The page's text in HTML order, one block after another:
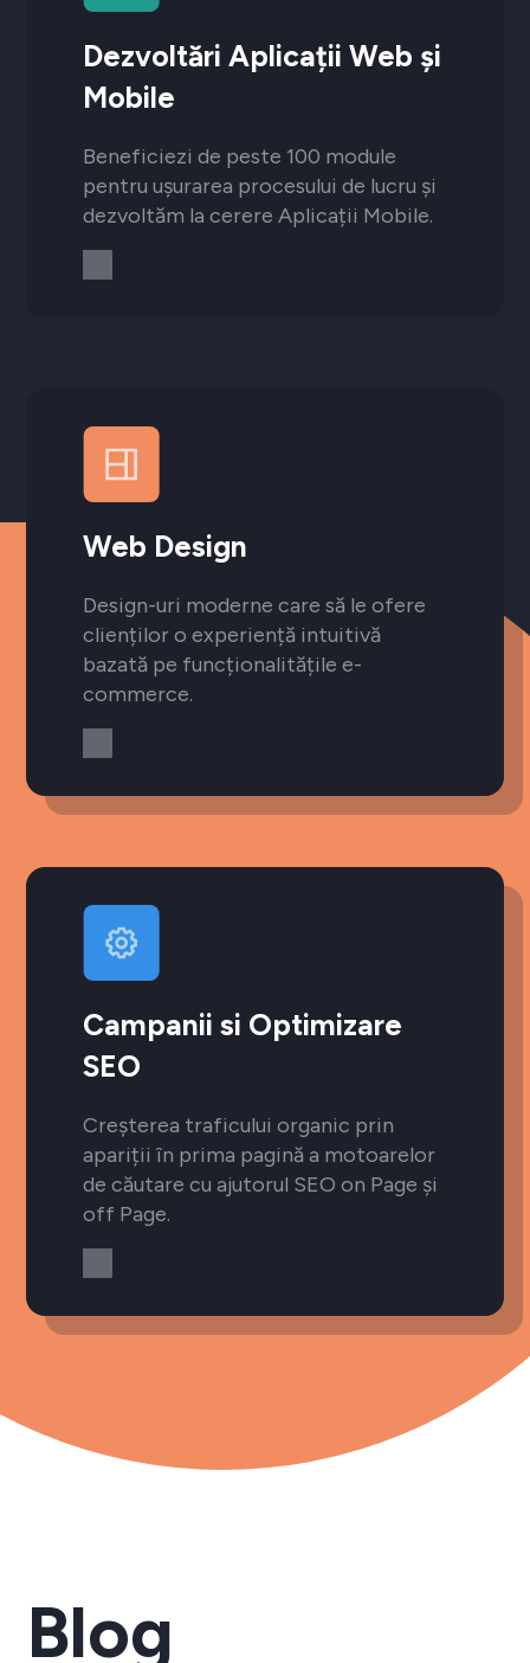
Dezvoltări Aplicații Web și
Mobile
Beneficiezi de peste 100 module
pentru ușurarea procesului de lucru și
dezvoltăm la cerere Aplicații Mobile.
Web Design
Design-uri moderne care să le ofere
clienților o experiență intuitivă
bazată pe funcționalitățile e-
commerce.
Campanii si Optimizare
SEO
Creșterea traficului organic prin
apariții în prima pagină a motoarelor
de căutare cu ajutorul SEO on Page și
off Page.
Blog